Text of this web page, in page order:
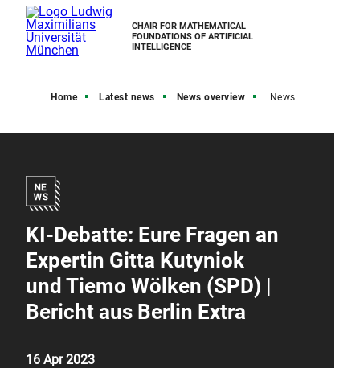
CHAIR FOR MATHEMATICAL
FOUNDATIONS OF ARTIFICIAL
INTELLIGENCE
Home Latest news News overview News
KI-Debatte: Eure Fragen an
Expertin Gitta Kutyniok
und Tiemo Wölken (SPD) |
Bericht aus Berlin Extra
16 Apr 2023